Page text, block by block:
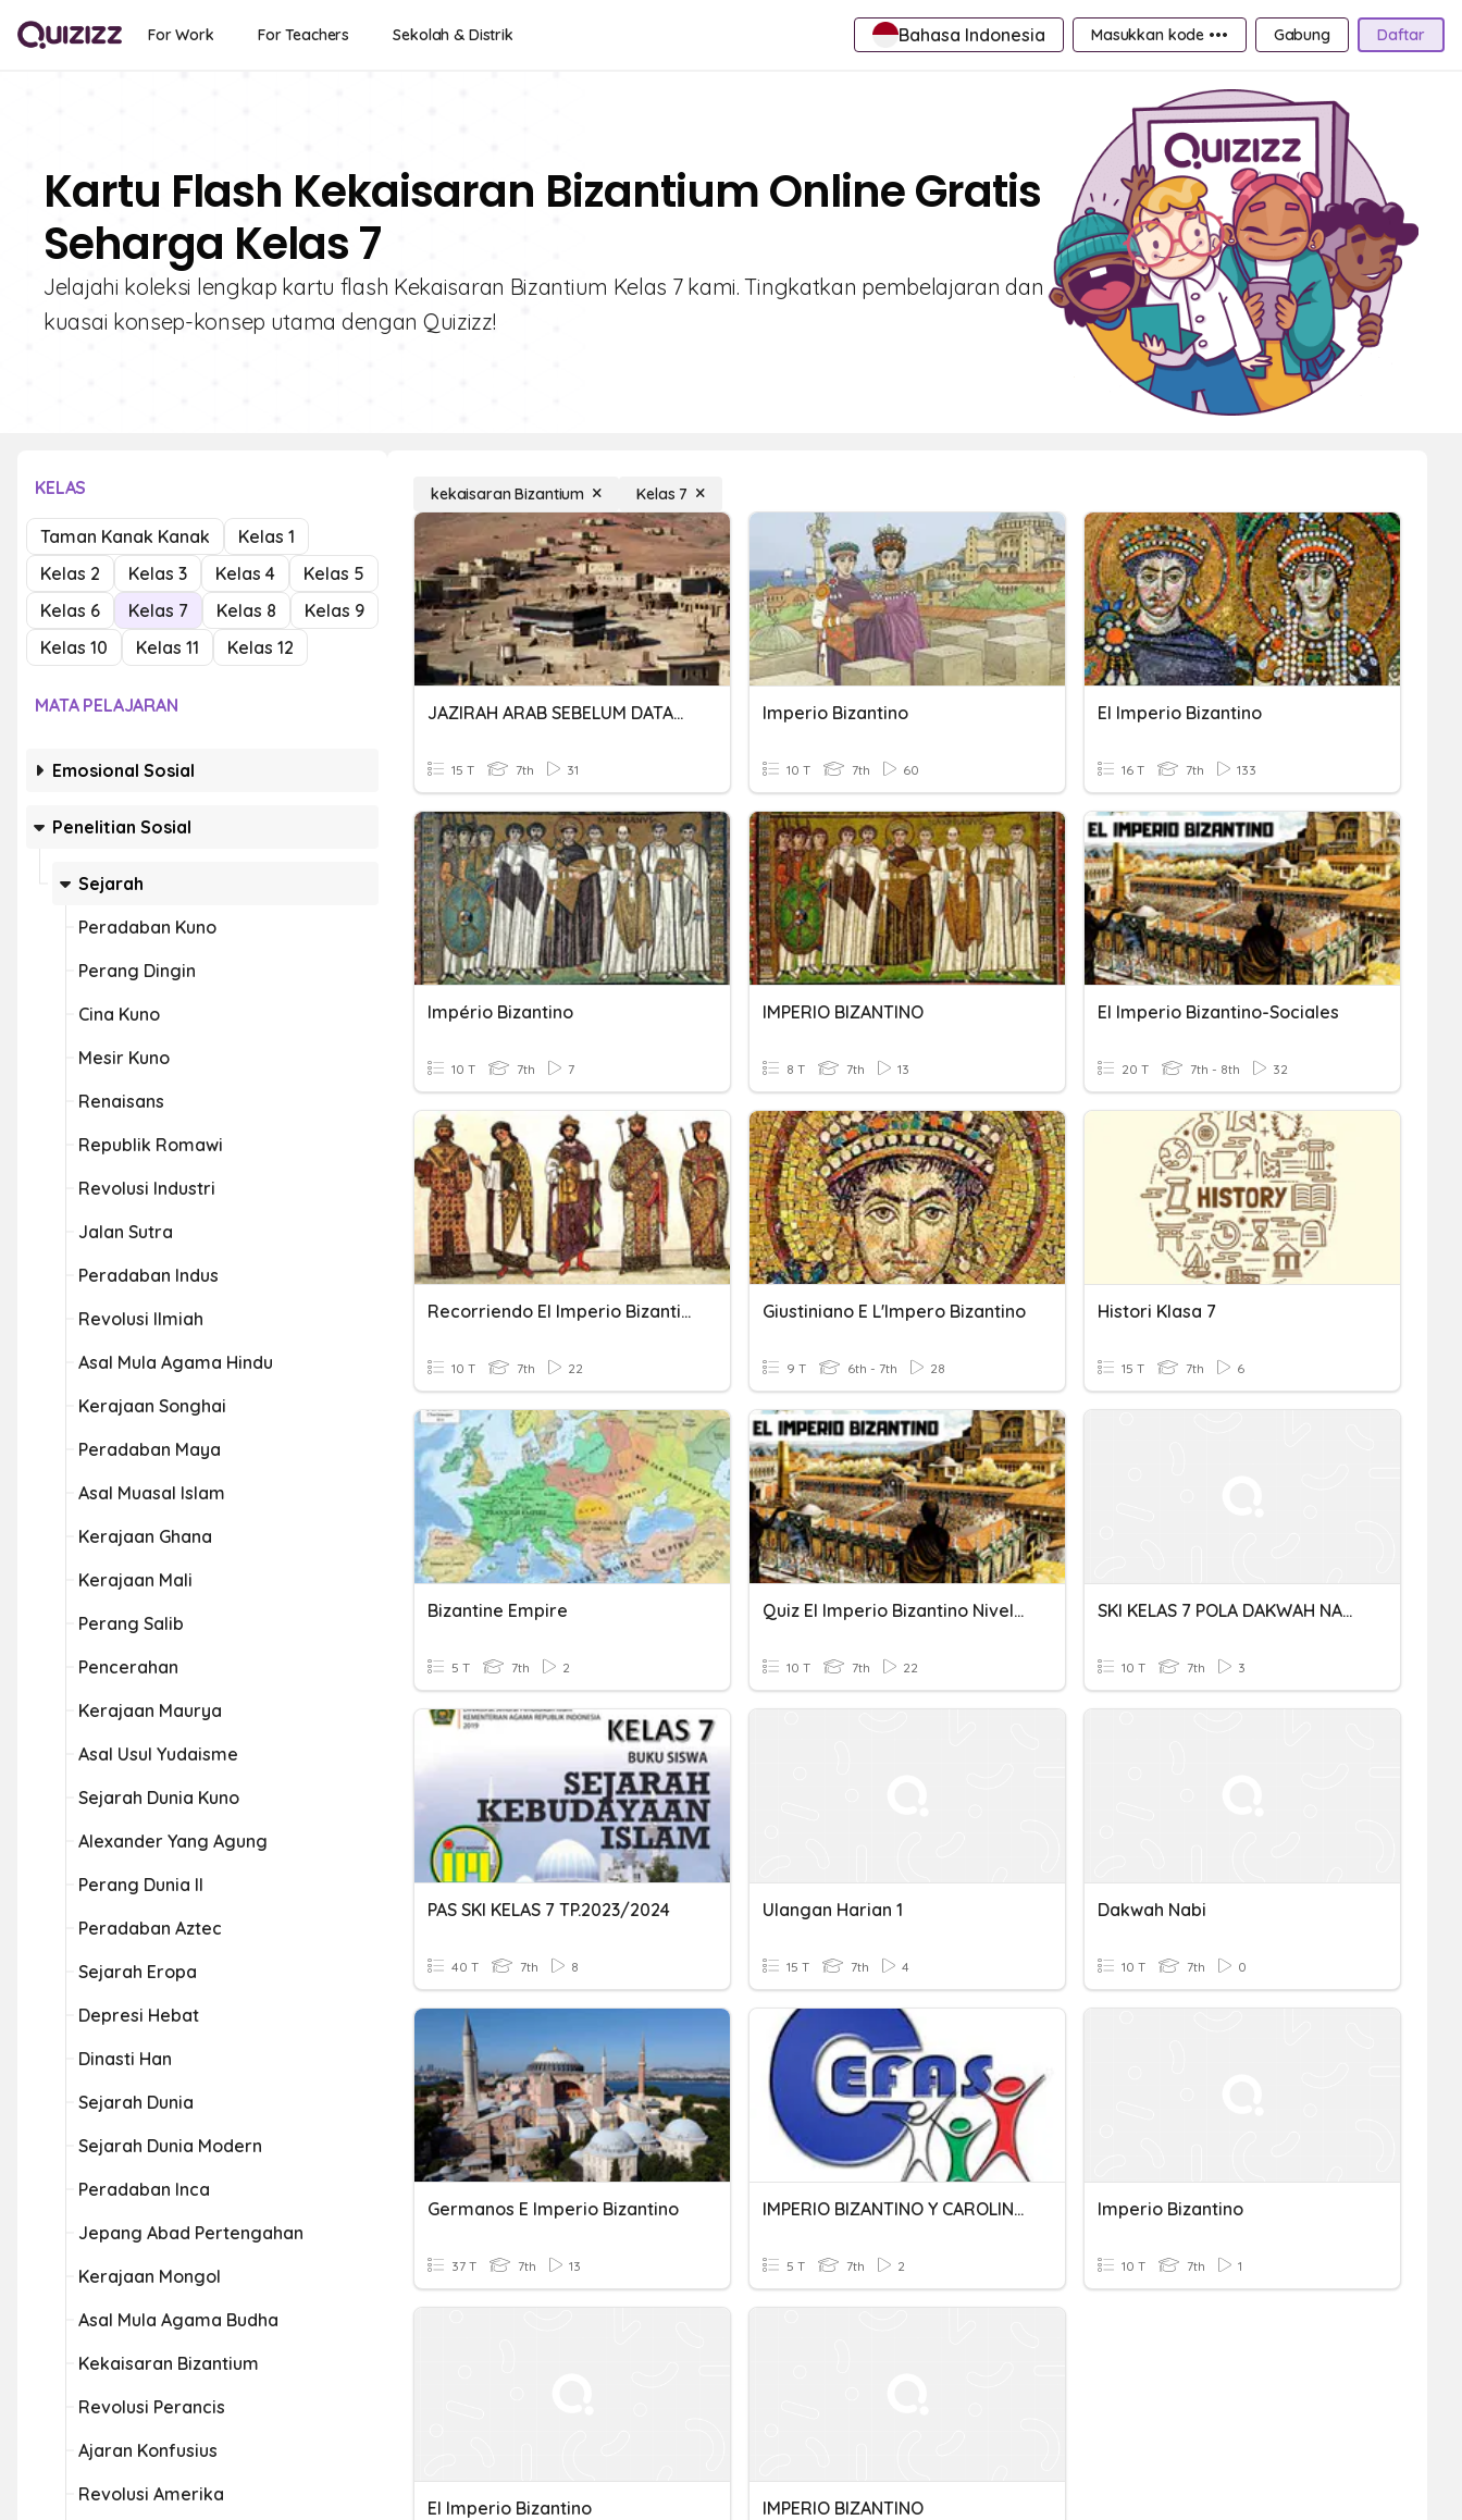
For Work For Teachers Sekolah & Distrik Bahasa Indonesia Masukkan kode ••• Gabung Daftar
Kartu Flash Kekaisaran Bizantium Online Gratis
Seharga Kelas 7
Jelajahi koleksi lengkap kartu flash Kekaisaran Bizantium Kelas 7 kami. Tingkatkan pembelajaran dan
kuasai konsep-konsep utama dengan Quizizz!
KELAS
Taman Kanak Kanak
Kelas 1
Kelas 2
Kelas 3 Kelas 4
Kelas 5
Kelas 6
Kelas 7 Kelas 8
Kelas 9
Kelas 10
Kelas 11 Kelas 12
MATA PELAJARAN
Emosional Sosial
Penelitian Sosial
Sejarah
Peradaban Kuno
Perang Dingin
Cina Kuno
Mesir Kuno
Renaisans
Republik Romawi
Revolusi Industri
Jalan Sutra
Peradaban Indus
Revolusi Ilmiah
Asal Mula Agama Hindu
Kerajaan Songhai
Peradaban Maya
Asal Muasal Islam
Kerajaan Ghana
Kerajaan Mali
Perang Salib
Pencerahan
Kerajaan Maurya
Asal Usul Yudaisme
Sejarah Dunia Kuno
Alexander Yang Agung
Perang Dunia II
Peradaban Aztec
Sejarah Eropa
Depresi Hebat
Dinasti Han
Sejarah Dunia
Sejarah Dunia Modern
Peradaban Inca
Jepang Abad Pertengahan
Kerajaan Mongol
Asal Mula Agama Budha
Kekaisaran Bizantium
Revolusi Perancis
Ajaran Konfusius
Revolusi Amerika
kekaisaran Bizantium Kelas 7
JAZIRAH ARAB SEBELUM DATANGNYA ISLAM
15 T 7th 31
Imperio Bizantino
10 T 7th 60
El Imperio Bizantino
16 T 7th 133
Império Bizantino
10 T 7th 7
IMPERIO BIZANTINO
8 T 7th 13
El Imperio Bizantino-Sociales
20 T 7th - 8th 32
Recorriendo El Imperio Bizantino
10 T 7th 22
Giustiniano E L'Impero Bizantino
9 T 6th - 7th 28
Histori Klasa 7
15 T 7th 6
Bizantine Empire
5 T 7th 2
Quiz El Imperio Bizantino Nivel Medio
10 T 7th 22
SKI KELAS 7 POLA DAKWAH NABI MTSN 3 SUMBAWA
10 T 7th 3
PAS SKI KELAS 7 TP.2023/2024
40 T 7th 8
Ulangan Harian 1
15 T 7th 4
Dakwah Nabi
10 T 7th 0
Germanos E Imperio Bizantino
37 T 7th 13
IMPERIO BIZANTINO Y CAROLINGIO
5 T 7th 2
Imperio Bizantino
10 T 7th 1
El Imperio Bizantino IMPERIO BIZANTINO